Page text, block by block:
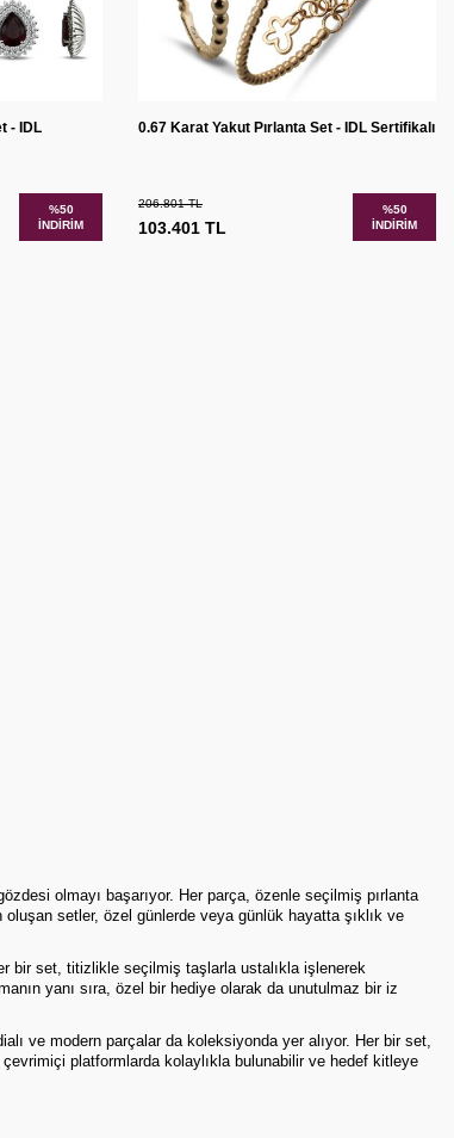
Karşılaştır
- IDL
%50
İNDIRIM
Ekle
Karşılaştır
0.67 Karat Yakut Pırlanta Set - IDL Sertifikalı
206.801TL
103.401 TL
%50
İNDIRIM
olmayı başarıyor. Her parça, özenle seçilmiş pırlanta
setler, özel günlerde veya günlük hayatta şıklık ve
bir set, titizlikle seçilmiş taşlarla ustalıkla işlenerek
yanı sıra, özel bir hediye olarak da unutulmaz bir iz
ve modern parçalar da koleksiyonda yer alıyor. Her bir set,
platformlarda kolaylıkla bulunabilir ve hedef kitleye